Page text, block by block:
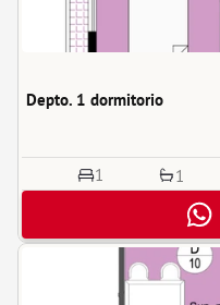
Depto. 1 dormitorio
1 1